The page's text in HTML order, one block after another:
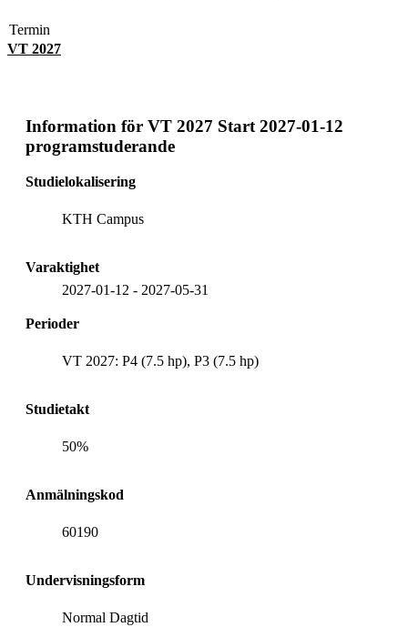
Termin
VT 2027
Information för VT 2027 Start 2027-01-12
programstuderande
Studielokalisering
KTH Campus
Varaktighet
2027-01-12 - 2027-05-31
Perioder
VT 2027: P4 (7.5 hp), P3 (7.5 hp)
Studietakt
50%
Anmälningskod
60190
Undervisningsform
Normal Dagtid